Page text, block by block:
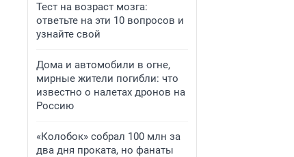
Тест на возраст мозга:
ответьте на эти 10 вопросов и
узнайте свой
Дома и автомобили в огне,
мирные жители погибли: что
известно о налетах дронов на
Россию
«Колобок» собрал 100 млн за
два дня проката, но фанаты